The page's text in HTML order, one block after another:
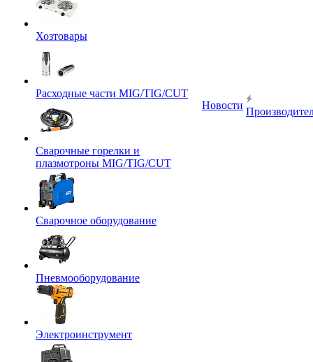
Хозтовары
Расходные части MIG/TIG/CUT
Сварочные горелки и
плазмотроны MIG/TIG/CUT
Сварочное оборудование
Пневмооборудование
Электроинструмент
Новости